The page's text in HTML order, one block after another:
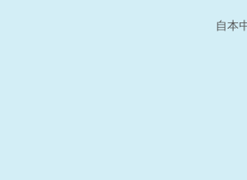
自本